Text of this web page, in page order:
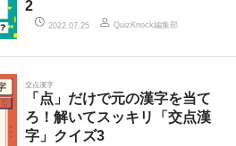
2
2022.07.25 QuizKnock編集部
交点漢字
「点」だけで元の漢字を当て
ろ！解いてスッキリ「交点漢
字」クイズ3